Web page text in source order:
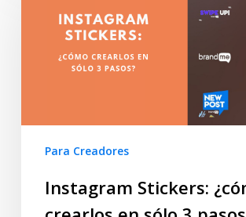
Para Creadores
Instagram Stickers: